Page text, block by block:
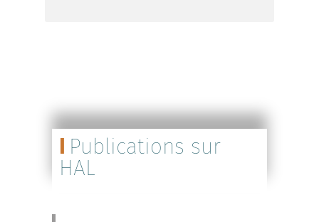
Publications sur
HAL